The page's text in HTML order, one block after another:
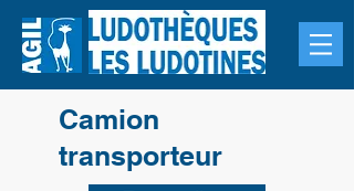
Camion
transporteur